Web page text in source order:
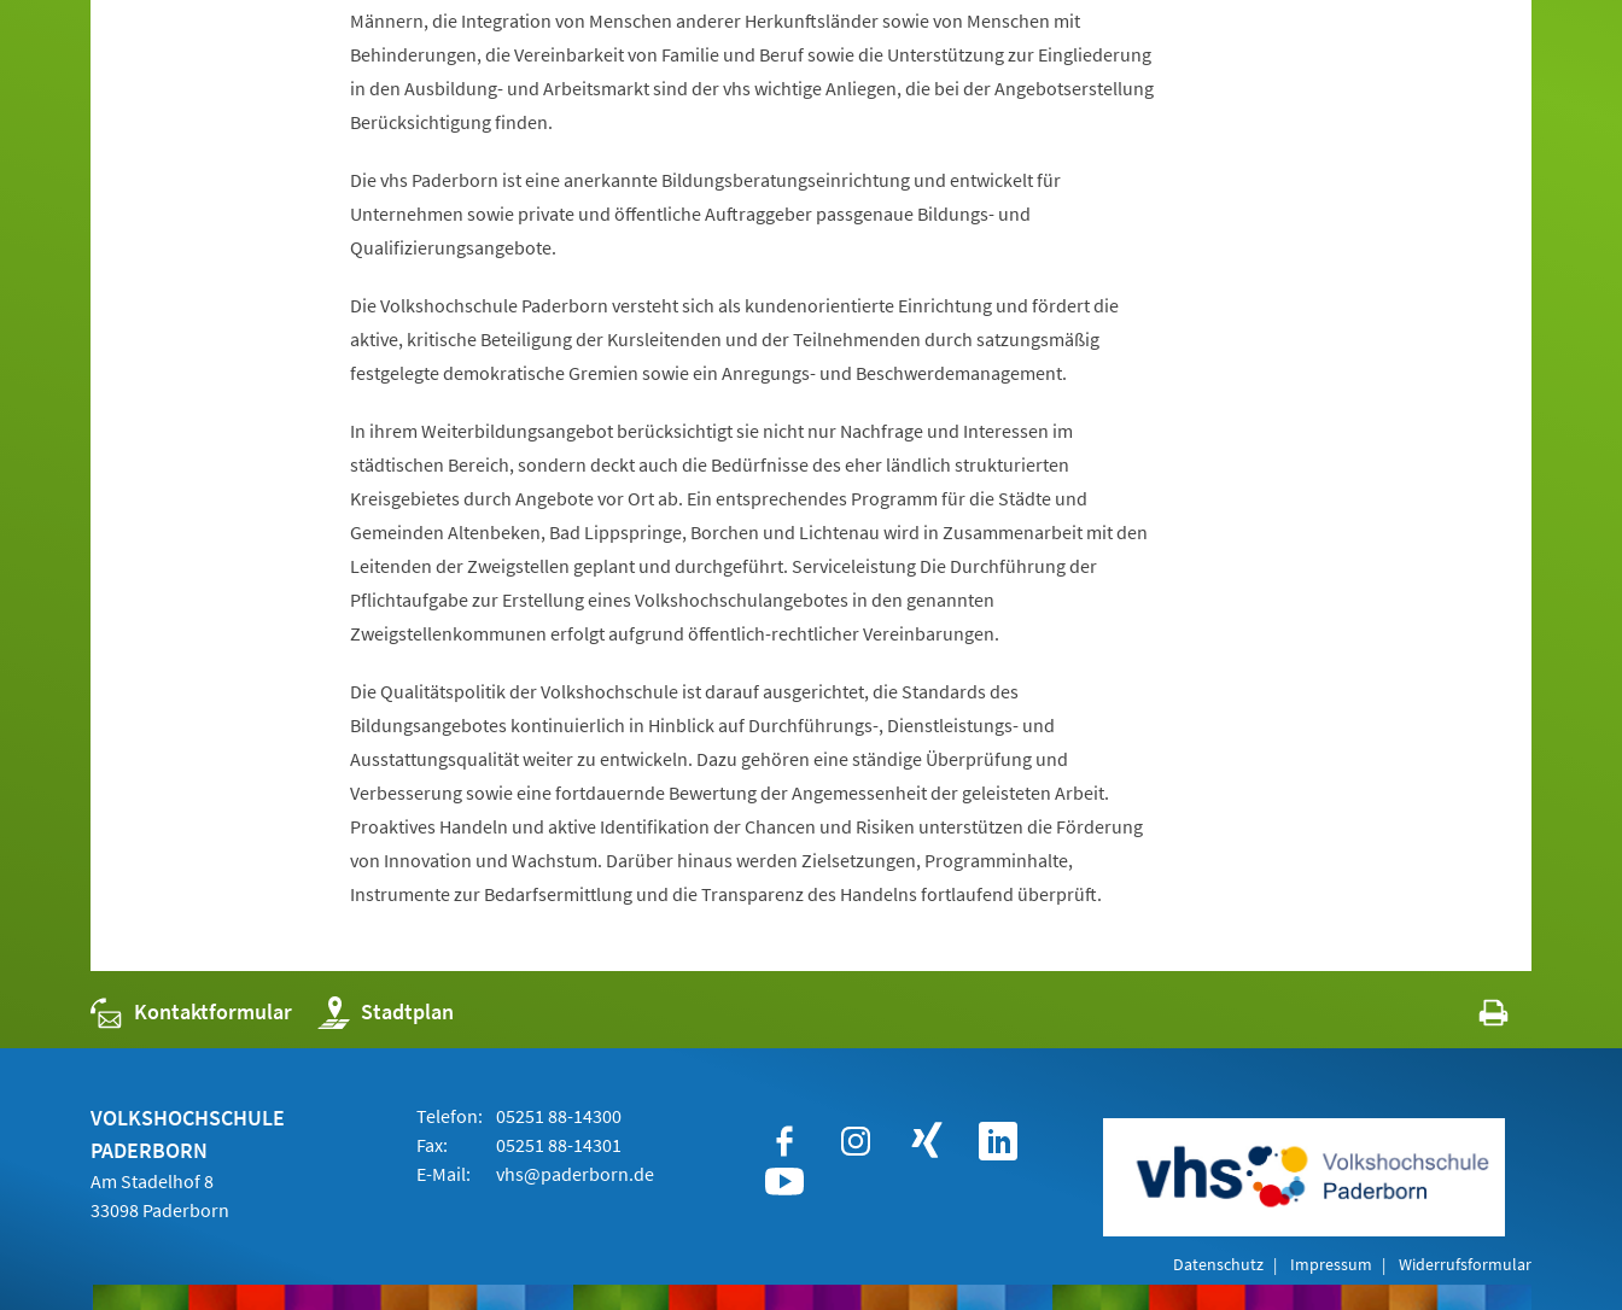
Männern, die Integration von Menschen anderer Herkunftsländer sowie von Menschen mit
Behinderungen, die Vereinbarkeit von Familie und Beruf sowie die Unterstützung zur Eingliederung
in den Ausbildung- und Arbeitsmarkt sind der vhs wichtige Anliegen, die bei der Angebotserstellung
Berücksichtigung finden.
Die vhs Paderborn ist eine anerkannte Bildungsberatungseinrichtung und entwickelt für
Unternehmen sowie private und öffentliche Auftraggeber passgenaue Bildungs- und
Qualifizierungsangebote.
Die Volkshochschule Paderborn versteht sich als kundenorientierte Einrichtung und fördert die
aktive, kritische Beteiligung der Kursleitenden und der Teilnehmenden durch satzungsmäßig
festgelegte demokratische Gremien sowie ein Anregungs- und Beschwerdemanagement.
In ihrem Weiterbildungsangebot berücksichtigt sie nicht nur Nachfrage und Interessen im
städtischen Bereich, sondern deckt auch die Bedürfnisse des eher ländlich strukturierten
Kreisgebietes durch Angebote vor Ort ab. Ein entsprechendes Programm für die Städte und
Gemeinden Altenbeken, Bad Lippspringe, Borchen und Lichtenau wird in Zusammenarbeit mit den
Leitenden der Zweigstellen geplant und durchgeführt. Serviceleistung Die Durchführung der
Pflichtaufgabe zur Erstellung eines Volkshochschulangebotes in den genannten
Zweigstellenkommunen erfolgt aufgrund öffentlich-rechtlicher Vereinbarungen.
Die Qualitätspolitik der Volkshochschule ist darauf ausgerichtet, die Standards des
Bildungsangebotes kontinuierlich in Hinblick auf Durchführungs-, Dienstleistungs- und
Ausstattungsqualität weiter zu entwickeln. Dazu gehören eine ständige Überprüfung und
Verbesserung sowie eine fortdauernde Bewertung der Angemessenheit der geleisteten Arbeit.
Proaktives Handeln und aktive Identifikation der Chancen und Risiken unterstützen die Förderung
von Innovation und Wachstum. Darüber hinaus werden Zielsetzungen, Programminhalte,
Instrumente zur Bedarfsermittlung und die Transparenz des Handelns fortlaufend überprüft.
Kontaktformular Stadtplan
(Öffnet
in
einem
VOLKSHOCHSCHULE
PADERBORN
Am Stadelhof 8
33098 Paderborn
Telefon: 05251 88-14300
Fax:
05251 88-14301
E-Mail:
vhs@paderborn.de
Datenschutz Impressum Widerrufsformular